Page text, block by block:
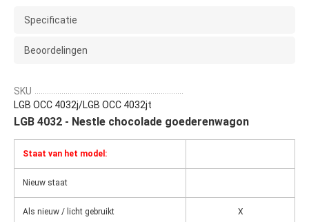
Specificatie
Beoordelingen
SKU
LGB OCC 4032j/LGB OCC 4032jt
LGB 4032 - Nestle chocolade goederenwagon
Staat van het model:
Nieuw staat
Als nieuw / licht gebruikt X